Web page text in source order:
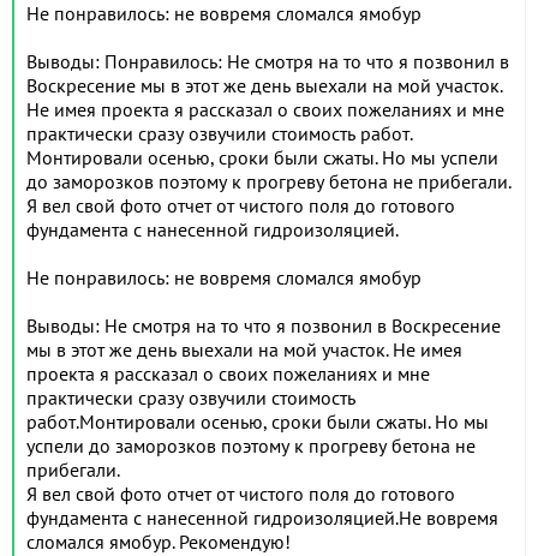
Не понравилось: не вовремя сломался ямобур
Выводы: Понравилось: Не смотря на то что я позвонил в
Воскресение мы в этот же день выехали на мой участок.
Не имея проекта я рассказал о своих пожеланиях и мне
практически сразу озвучили стоимость работ.
Монтировали осенью, сроки были сжаты. Но мы успели
до заморозков поэтому к прогреву бетона не прибегали.
Я вел свой фото отчет от чистого поля до готового
фундамента с нанесенной гидроизоляцией.
Не понравилось: не вовремя сломался ямобур
Выводы: Не смотря на то что я позвонил в Воскресение
мы в этот же день выехали на мой участок. Не имея
проекта я рассказал о своих пожеланиях и мне
практически сразу озвучили стоимость
работ.Монтировали осенью, сроки были сжаты. Но мы
успели до заморозков поэтому к прогреву бетона не
прибегали.
Я вел свой фото отчет от чистого поля до готового
фундамента с нанесенной гидроизоляцией.Не вовремя
сломался ямобур. Рекомендую!